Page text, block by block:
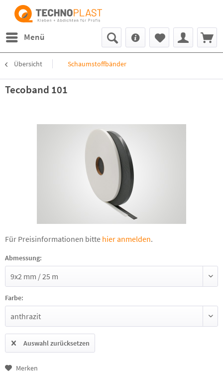
Menü
Übersicht Schaumstoffbänder
Tecoband 101
Für Preisinformationen bitte hier anmelden.
Abmessung:
Farbe:
Auswahl zurücksetzen
Merken